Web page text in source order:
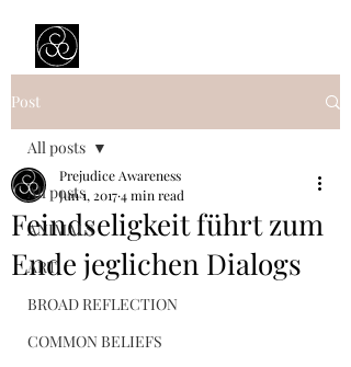
Post
All posts
ANIMALS
ART
BROAD REFLECTION
COMMON BELIEFS
All posts
Feindseligkeit führt zum
Ende jeglichen Dialogs
Prejudice Awareness
Jun 1, 20174 min read